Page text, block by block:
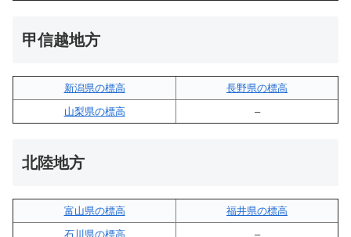
甲信越地方
新潟県の標高
長野県の標高
山梨県の標高
–
北陸地方
富山県の標高
福井県の標高
石川県の標高
–